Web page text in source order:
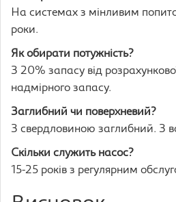
На системах з мінливим
роки.
Як обирати потужність?
З 20% запасу від
надмірного запасу.
Заглибний чи поверхневий?
З свердловиною заглибний. З
Скільки служить насос?
15-25 років з регулярним